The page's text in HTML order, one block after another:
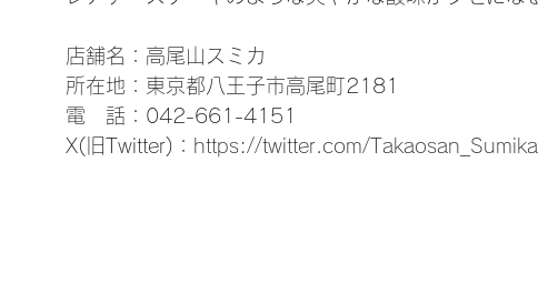
店舗名：高尾山スミカ
所在地：東京都八王子市高尾町2181
電　話：042-661-4151
X(旧Twitter)： https://twitter.com/Takaosan_Sumika